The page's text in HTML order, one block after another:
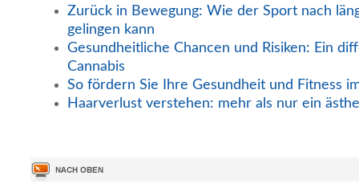
Zurück in Bewegung: Wie der Sport nach
gelingen kann
Gesundheitliche Chancen und Risiken: Ein
Cannabis
So fördern Sie Ihre Gesundheit und Fitness
Haarverlust verstehen: mehr als nur ein